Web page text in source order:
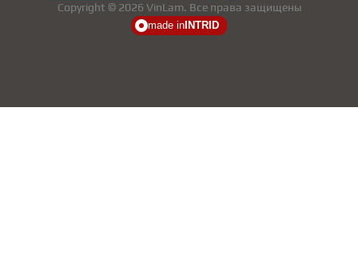
Copyright © 2026 VinLam. Все права защищены
made in INTRID